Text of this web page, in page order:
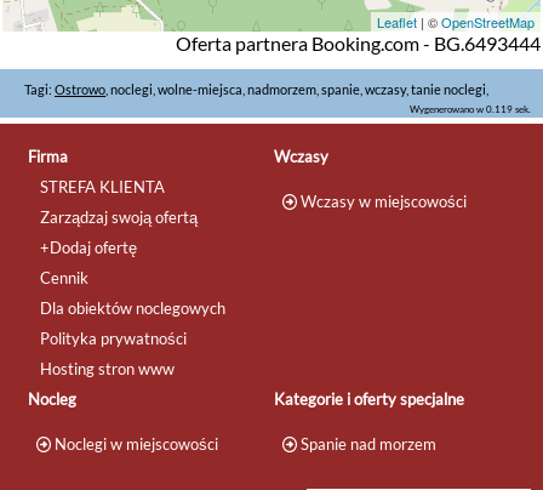
Leaflet | ©OpenStreetMap
Oferta partnera Booking.com - BG.6493444
Tagi: Ostrowo , noclegi, wolne-miejsca, nadmorzem, spanie, wczasy, tanie noclegi,
Wygenerowano w 0.119 sek.
Firma
STREFA KLIENTA
Zarządzaj swoją ofertą
+Dodaj ofertę
Cennik
Dla obiektów noclegowych
Polityka prywatności
Hosting stron www
Wczasy
Wczasy w miejscowości
Nocleg
Noclegi w miejscowości
Kategorie i oferty specjalne
Spanie nad morzem